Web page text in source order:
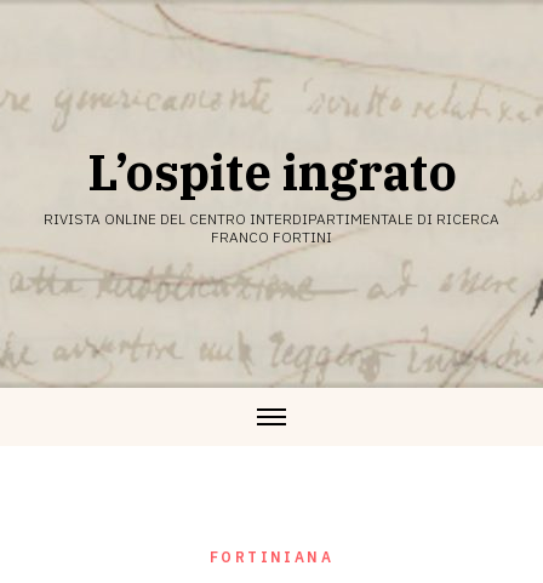
L’ospite ingrato
RIVISTA ONLINE DEL CENTRO INTERDIPARTIMENTALE DI RICERCA
FRANCO FORTINI
FORTINIANA